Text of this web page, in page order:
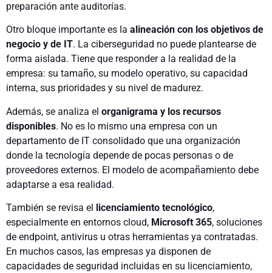
preparación ante auditorías.
Otro bloque importante es la alineación con los objetivos de
negocio y de IT. La ciberseguridad no puede plantearse de
forma aislada. Tiene que responder a la realidad de la
empresa: su tamaño, su modelo operativo, su capacidad
interna, sus prioridades y su nivel de madurez.
Además, se analiza el organigrama y los recursos
disponibles. No es lo mismo una empresa con un
departamento de IT consolidado que una organización
donde la tecnología depende de pocas personas o de
proveedores externos. El modelo de acompañamiento debe
adaptarse a esa realidad.
También se revisa el licenciamiento tecnológico,
especialmente en entornos cloud, Microsoft 365, soluciones
de endpoint, antivirus u otras herramientas ya contratadas.
En muchos casos, las empresas ya disponen de
capacidades de seguridad incluidas en su licenciamiento,